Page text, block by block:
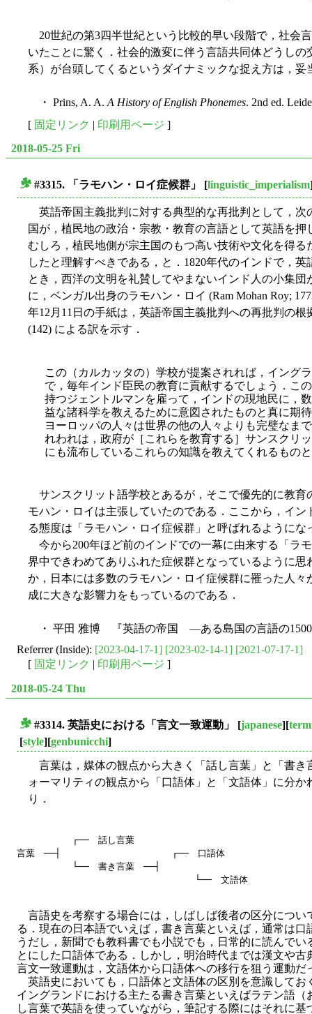
20世紀の第3四半世紀という比較的早い段階で，社会
いたことに驚く．社会的激変に伴う言語共同体どうし
系）が台頭してくるというダイナミックな捉え方は，
・ Prins, A. A. A History of English Phonemes. 2nd ed.
[ 固定リンク | 印刷用ページ ]
2018-05-25 Fri
#3315. 「ラモハン・ロイ症候群」 [linguistic_imperialism
英語帝国主義批判に対する典型的な再批判として，次
国が，植民地の政治・宗教・教育の言語として英語を
むしろ，植民地側が宗主国のもつ高い技術や文化を得
したと理解すべきである，と．1820年代のインドで，
とき，西洋の文明を礼賛してやまないインド人の小集
に，ベンガル出身のラモハン・ロイ (Ram Mohan Roy;
年12月11日の手紙は，英語帝国主義批判への再批判の
(142) による訳を示す．
この（カルカッタの）学校が提案されれば，イング
で，毎年インド臣民の教育に貢献するでしょう．こ
持つジェントルマンを雇って，インドの現地民に，
益な諸科学を教えるために意図されたものと真に期
ヨーロッパの人々は世界の他の人々よりも完璧な
れわれは，政府が［これらを教育する］サンスクリ
にも流布しているこれらの知識を教えてくれるもの
サンスクリット語学校とあるが，そこで優先的に教育
モハン・ロイは主張していたのである．ここから，イ
る態度は「ラモハン・ロイ症候群」と呼ばれるようにな
今から200年ほど前のインドでの一幕に由来する「ラ
界中できわめてありふれた症候群となっているように
か，日本には多数のラモハン・ロイ症候群に罹った人
成に大きな影響力をもっているのである．
・ 平田 雅博 『英語の帝国 ―ある島国の言語の
Referrer (Inside): [2023-04-17-1] [2023-02-14-1] [2021-07-17-1]
[ 固定リンク 印刷用ページ ]
2018-05-24 Thu
#3314. 英語史における「言文一致運動」 [japanese][
[style][genbunicchi]
言葉は，媒体の観点から大きく「話し言葉」と「書き
ォーマリティの観点から「口語体」と「文語体」に分
り．
          ┌──　話し言葉
言葉　──┤                    ┌──　口語体
          └──　書き言葉　──┤
言語史を考察する場合には，しばしば後者の区分につい
る．現在の日本語でいえば，書き言葉といえば，通常は
うだし，新聞でも教科書でも小説でも，日常的に読んで
とにした口語体である．しかし，明治時代までは漢文や
言文一致運動は，文語体から口語体への移行を狙う運動だ
英語史においても，口語体と文語体の区別を意識してお
イングランドにおける主たる書き言葉といえばラテン語
し言葉で英語を使っていながら，筆記する際にはそれに